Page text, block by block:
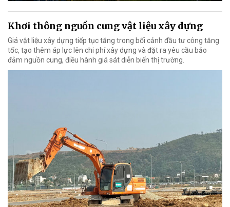
Khơi thông nguồn cung vật liệu xây dựng
Giá vật liệu xây dựng tiếp tục tăng trong bối cảnh đầu tư công tăng
tốc, tạo thêm áp lực lên chi phí xây dựng và đặt ra yêu cầu bảo
đảm nguồn cung, điều hành giá sát diễn biến thị trường.